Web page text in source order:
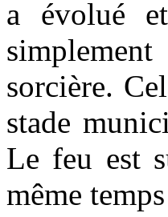
a évolué
sorcière.
stade
Le feu est
même